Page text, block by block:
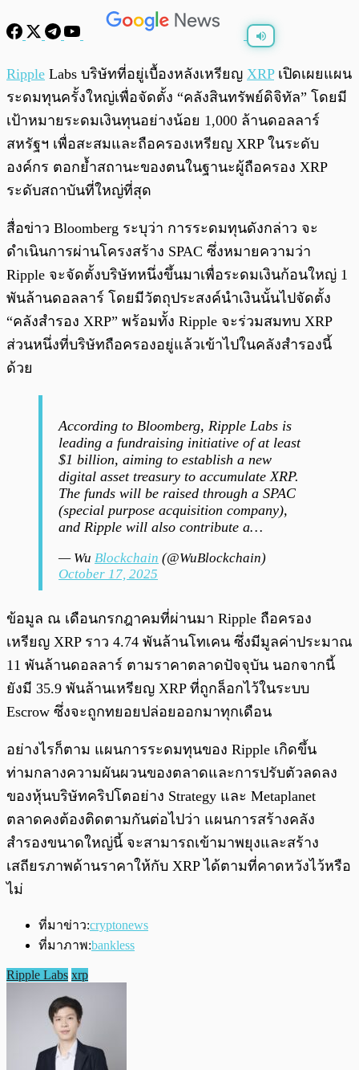
0:00
Ripple Labs บริษัทที่อยู่เบื้องหลังเหรียญ XRPเปิดเผยแผน
ระดมทุนครั้งใหญ่เพื่อจัดตั้ง “คลังสินทรัพย์ดิจิทัล” โดยมี
เป้าหมายระดมเงินทุนอย่างน้อย 1,000 ล้านดอลลาร์
สหรัฐฯ เพื่อสะสมและถือครองเหรียญ XRP ในระดับ
องค์กร ตอกย้ำสถานะของตนในฐานะผู้ถือครอง XRP
ระดับสถาบันที่ใหญ่ที่สุด
สื่อข่าว Bloomberg ระบุว่า การระดมทุนดังกล่าว จะ
ดำเนินการผ่านโครงสร้าง SPAC ซึ่งหมายความว่า
Ripple จะจัดตั้งบริษัทหนึ่งขึ้นมาเพื่อระดมเงินก้อนใหญ่ 1
พันล้านดอลลาร์ โดยมีวัตถุประสงค์นำเงินนั้นไปจัดตั้ง
“คลังสำรอง XRP” พร้อมทั้ง Ripple จะร่วมสมทบ XRP
ส่วนหนึ่งที่บริษัทถือครองอยู่แล้วเข้าไปในคลังสำรองนี้
ด้วย
According to Bloomberg, Ripple Labs is
leading a fundraising initiative of at least
$1 billion, aiming to establish a new
digital asset treasury to accumulate XRP.
The funds will be raised through a SPAC
(special purpose acquisition company),
and Ripple will also contribute a…
— Wu Blockchain (@WuBlockchain)
October 17, 2025
ข้อมูล ณ เดือนกรกฎาคมที่ผ่านมา Ripple ถือครอง
เหรียญ XRP ราว 4.74 พันล้านโทเคน ซึ่งมีมูลค่าประมาณ
11 พันล้านดอลลาร์ ตามราคาตลาดปัจจุบัน นอกจากนี้
ยังมี 35.9 พันล้านเหรียญ XRP ที่ถูกล็อกไว้ในระบบ
Escrow ซึ่งจะถูกทยอยปล่อยออกมาทุกเดือน
อย่างไรก็ตาม แผนการระดมทุนของ Ripple เกิดขึ้น
ท่ามกลางความผันผวนของตลาดและการปรับตัวลดลง
ของหุ้นบริษัทคริปโตอย่าง Strategy และ Metaplanet
ตลาดคงต้องติดตามกันต่อไปว่า แผนการสร้างคลัง
สำรองขนาดใหญ่นี้ จะสามารถเข้ามาพยุงและสร้าง
เสถียรภาพด้านราคาให้กับ XRP ได้ตามที่คาดหวังไว้หรือ
ไม่
ที่มาข่าว:cryptonews
ที่มาภาพ:bankless
Ripple Labs xrp